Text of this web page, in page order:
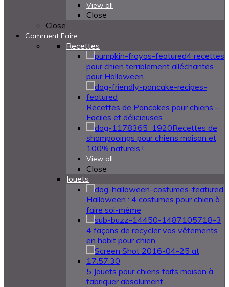
View all
Close
Close
Comment Faire
Recettes
4 recettes
pour chien terriblement alléchantes
pour Halloween
Recettes de Pancakes pour chiens –
Faciles et délicieuses
Recettes de
shampooings pour chiens maison et
100% naturels !
View all
Close
Jouets
Halloween : 4 costumes pour chien à
faire soi-même
4 façons de recycler vos vêtements
en habit pour chien
5 Jouets pour chiens faits maison à
fabriquer absolument